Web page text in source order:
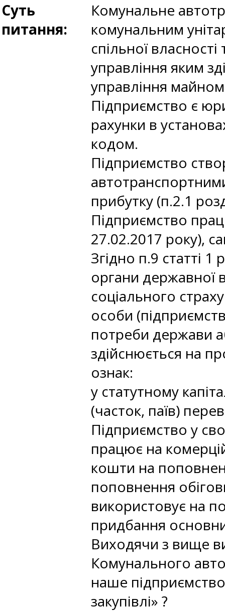
Суть
питання:
Комунальне
комунальним
спільної
управління яким
управління
Підприємство є
рахунки в
кодом.
Підприємство
прибутку (п.2.1
Підприємство
27.02.2017 року),
Згідно п.9 статті 1
органи державної
соціального
особи
потреби держави
здійснюється на
ознак:
у статутному
(часток, паїв)
Підприємство у
працює на
кошти на
поповнення
використовує на
придбання
Виходячи з вище
Комунального
наше
закупівлі» ?